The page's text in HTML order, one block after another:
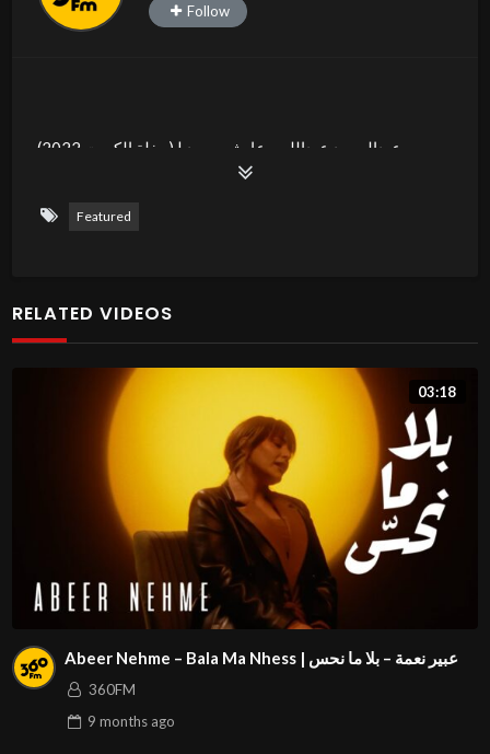
Follow
عبدالمجيد عبدالله – عايش سعيد | (حفلة الكويت 2022)
Abdul Majeed Abdullah – Ayesh Saeed | (Kuwait Arena
Concert 2022)
#حفلة_الكويت_2022
#عبدالمجيد_عبدالله
Featured
RELATED VIDEOS
03:18
Abeer Nehme – Bala Ma Nhess | عبير نعمة – بلا ما نحس
360FM
9 monthsago